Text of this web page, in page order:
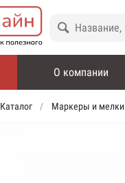
О компании
Каталог Маркеры и мелки